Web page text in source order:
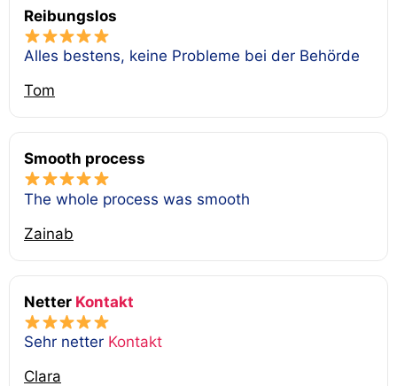
Reibungslos
Alles bestens, keine Probleme bei der Behörde
Tom
Smooth process
The whole process was smooth
Zainab
Netter Kontakt
Sehr netter Kontakt
Clara